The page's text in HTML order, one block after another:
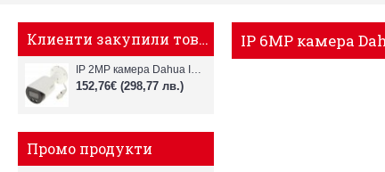
Клиенти закупили това, купиха също
IP 2MP камера Dahua IPC-HFW2249S-S-IL-0280B, 2.8mm, IR 30m
152,76€ (298,77 лв.)
Промо продукти
IP 6MP камера